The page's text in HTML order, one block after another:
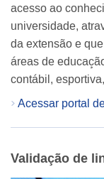
acesso ao
universidade,
da extensão e
áreas de
contábil,
Acessar portal
Validação de